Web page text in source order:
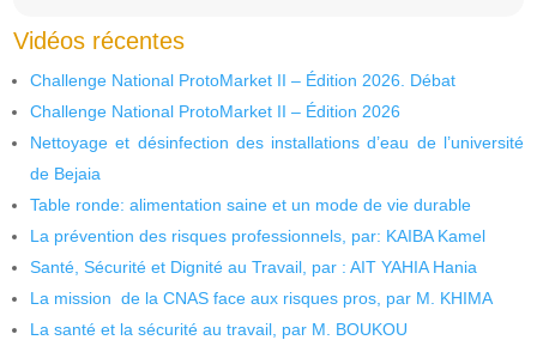
Vidéos récentes
Challenge National ProtoMarket II – Édition 2026. Débat
Challenge National ProtoMarket II – Édition 2026
Nettoyage et désinfection des installations d’eau de l’université
de Bejaia
Table ronde: alimentation saine et un mode de vie durable
La prévention des risques professionnels, par: KAIBA Kamel
Santé, Sécurité et Dignité au Travail, par : AIT YAHIA Hania
La mission de la CNAS face aux risques pros, par M. KHIMA
La santé et la sécurité au travail, par M. BOUKOU